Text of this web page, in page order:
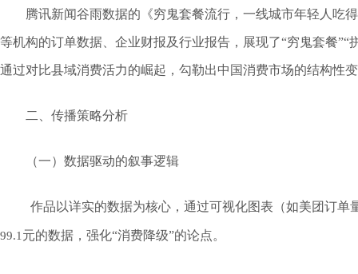
腾讯新闻谷雨数据的《穷鬼套餐流行，一线城市年轻人吃
等机构的订单数据、企业财报及行业报告，展现了“穷鬼套餐
通过对比县域消费活力的崛起，勾勒出中国消费市场的结构性
二、传播策略分析
（一）数据驱动的叙事逻辑
作品以详实的数据为核心，通过可视化图表（如美团订
99.1 元的数据，强化“消费降级”的论点。